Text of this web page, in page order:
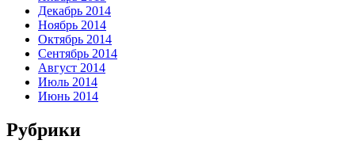
Декабрь 2014
Ноябрь 2014
Октябрь 2014
Сентябрь 2014
Август 2014
Июль 2014
Июнь 2014
Рубрики